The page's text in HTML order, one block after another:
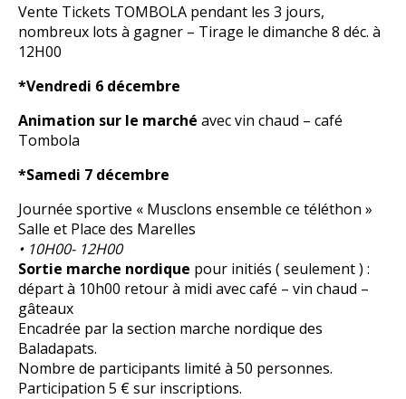
Vente Tickets TOMBOLA pendant les 3 jours,
nombreux lots à gagner – Tirage le dimanche 8 déc. à
12H00
*Vendredi 6 décembre
Animation sur le marché avec vin chaud – café
Tombola
*Samedi 7 décembre
Journée sportive « Musclons ensemble ce téléthon »
Salle et Place des Marelles
• 10H00- 12H00
Sortie marche nordique pour initiés ( seulement ) :
départ à 10h00 retour à midi avec café – vin chaud –
gâteaux
Encadrée par la section marche nordique des
Baladapats.
Nombre de participants limité à 50 personnes.
Participation 5 € sur inscriptions.